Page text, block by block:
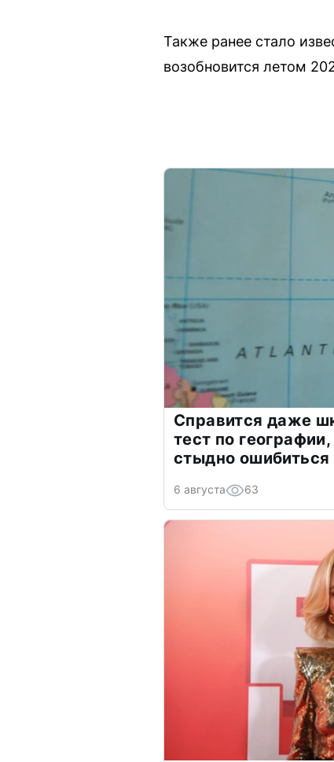
Также ранее стало
возобновится летом
Справится даже
тест по
стыдно ошибиться
6 августа 63